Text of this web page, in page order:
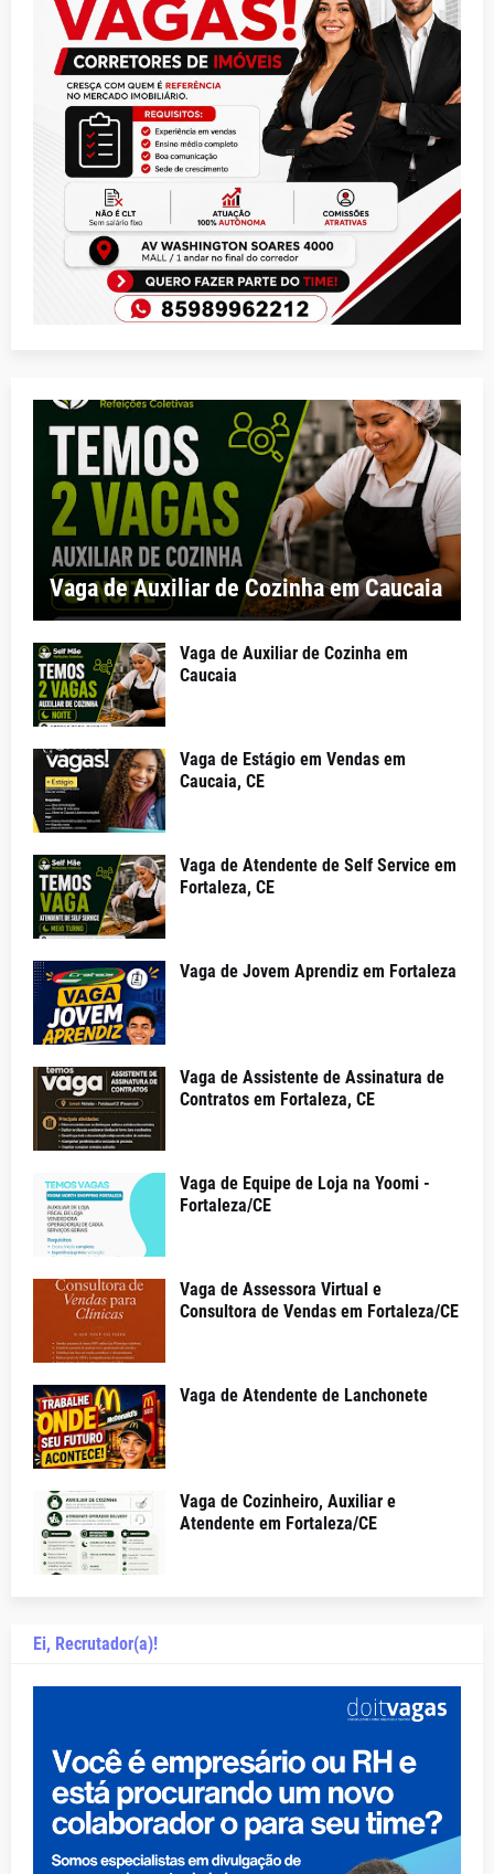
Vaga de Auxiliar de Cozinha em Caucaia
Vaga de Auxiliar de Cozinha em
Caucaia
Vaga de Estágio em Vendas em
Caucaia, CE
Vaga de Atendente de Self Service em
Fortaleza, CE
Vaga de Jovem Aprendiz em Fortaleza
Vaga de Assistente de Assinatura de
Contratos em Fortaleza, CE
Vaga de Equipe de Loja na Yoomi -
Fortaleza/CE
Vaga de Assessora Virtual e
Consultora de Vendas em Fortaleza/CE
Vaga de Atendente de Lanchonete
Vaga de Cozinheiro, Auxiliar e
Atendente em Fortaleza/CE
Ei, Recrutador(a)!